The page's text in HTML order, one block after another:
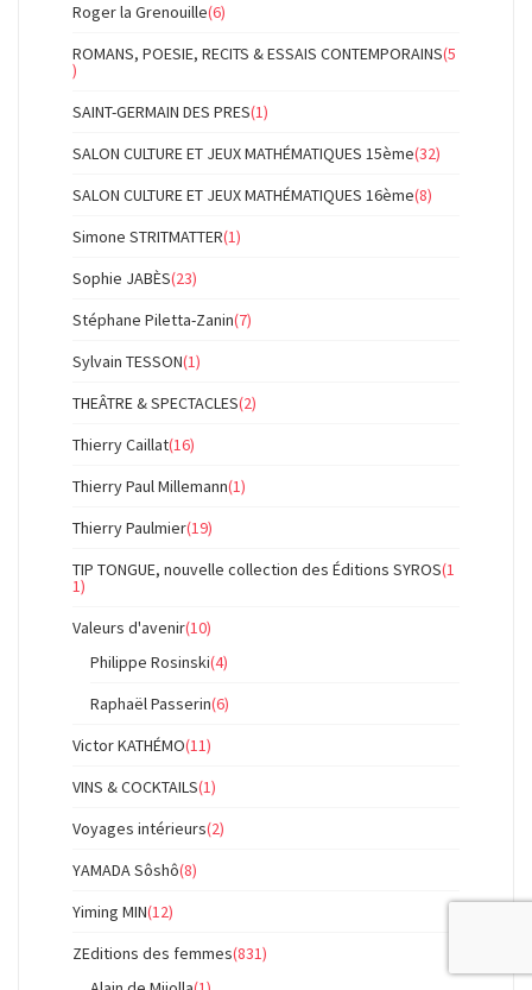
Roger la Grenouille(6)
ROMANS, POESIE, RECITS & ESSAIS CONTEMPORAINS(5
)
SAINT-GERMAIN DES PRES(1)
SALON CULTURE ET JEUX MATHÉMATIQUES 15ème(32)
SALON CULTURE ET JEUX MATHÉMATIQUES 16ème(8)
Simone STRITMATTER(1)
Sophie JABÈS(23)
Stéphane Piletta-Zanin(7)
Sylvain TESSON(1)
THEÂTRE & SPECTACLES(2)
Thierry Caillat(16)
Thierry Paul Millemann(1)
Thierry Paulmier(19)
TIP TONGUE, nouvelle collection des Éditions SYROS(1
1)
Valeurs d'avenir(10)
Philippe Rosinski(4)
Raphaël Passerin(6)
Victor KATHÉMO(11)
VINS & COCKTAILS(1)
Voyages intérieurs(2)
YAMADA Sôshô(8)
Yiming MIN(12)
ZEditions des femmes(831)